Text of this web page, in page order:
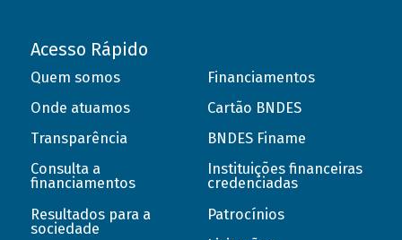
Acesso Rápido
Quem somos
Onde atuamos
Transparência
Consulta a
financiamentos
Resultados para a
sociedade
Financiamentos
Cartão BNDES
BNDES Finame
Instituições financeiras
credenciadas
Patrocínios